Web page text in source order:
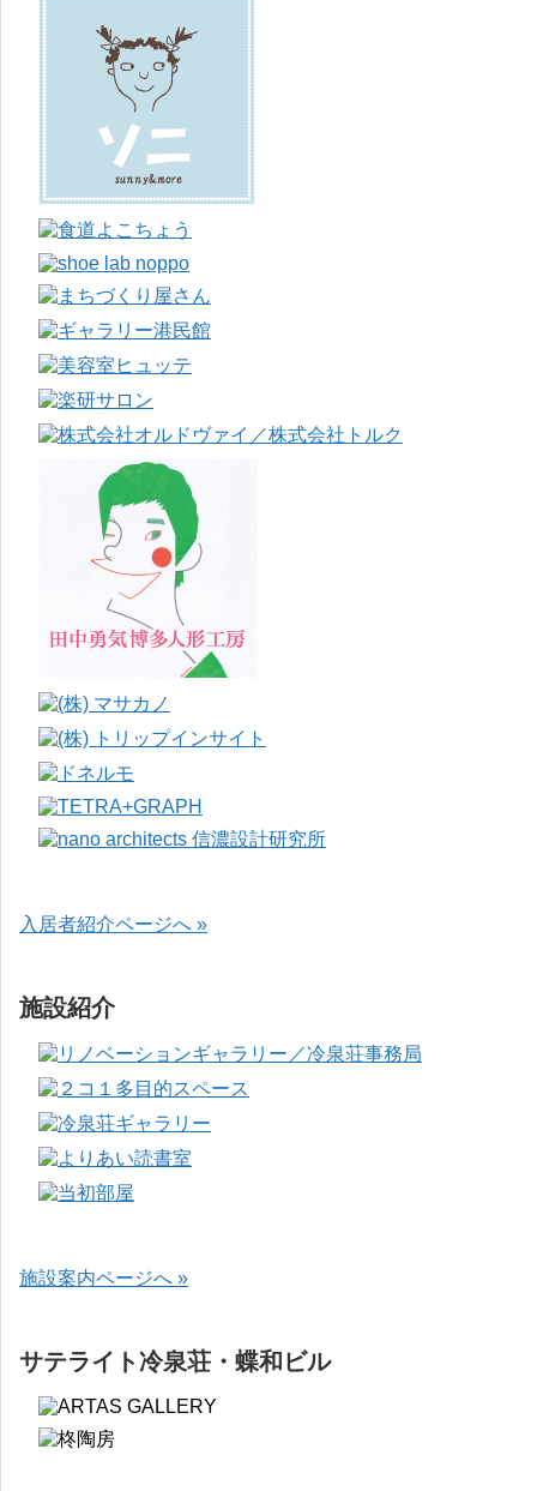
入居者紹介ページへ »
施設紹介
施設案内ページへ »
サテライト冷泉荘・蝶和ビル